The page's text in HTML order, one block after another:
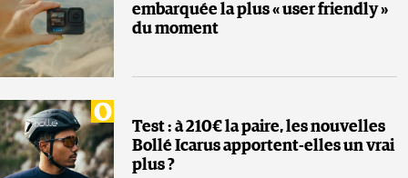
embarquée la plus « user friendly »
du moment
Test : à 210€ la paire, les nouvelles
Bollé Icarus apportent-elles un vrai
plus ?